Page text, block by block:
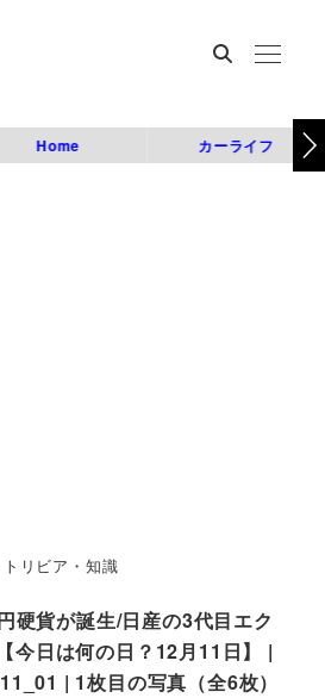
Home カーライフ
トリビア・知識
硬貨が誕生/日産の3代目エク
今日は何の日？12月11日】 |
| 1枚目の写真（全6枚）